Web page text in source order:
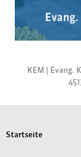
KEM | Evang.
Startseite